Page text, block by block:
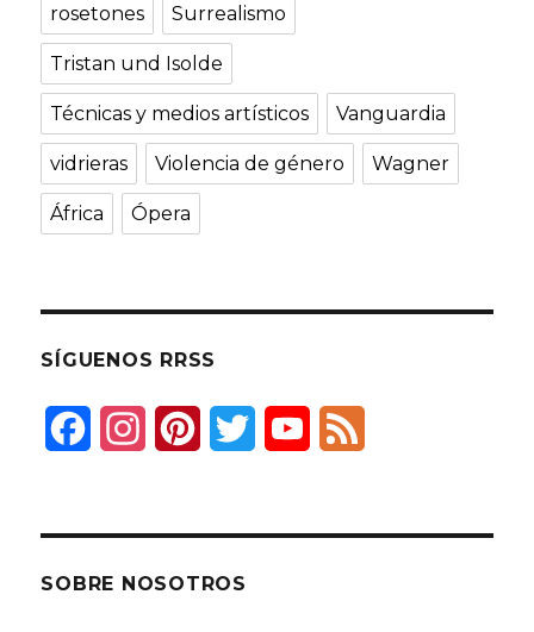
rosetones Surrealismo
Tristan und Isolde
Técnicas y medios artísticos Vanguardia
vidrieras Violencia de género Wagner
África Ópera
SÍGUENOS RRSS
SOBRE NOSOTROS